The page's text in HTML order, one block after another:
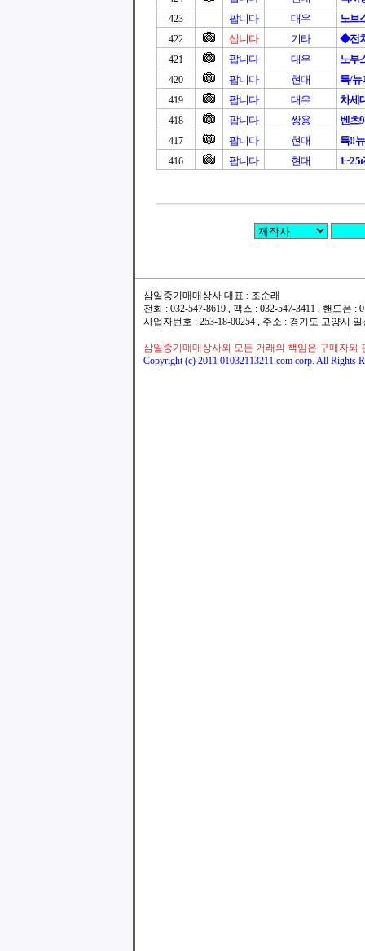
423 팝니다 대우 노브
422 삽니다 기타 ◆전
421 팝니다 대우 노부
420 팝니다 현대 특/
419 팝니다 대우 차세
418 팝니다 쌍용 벤츠
417 팝니다 현대 특!!
416 팝니다 현대
삼일중기매매상사 대표 : 조순래
전화 : 032-547-8619 , 팩스 : 032-547-3411 , 핸드폰
사업자번호 : 253-18-00254 , 주소 : 경기도 고양시
삼일중기매매상사외 모든 거래의 책임은 구매자와
Copyright (c) 2011 01032113211.com corp. All Rights